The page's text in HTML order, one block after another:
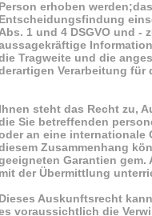
erhoben
1 und 4 DSGVO und -
Tragweite und die
Verarbeitung für
steht das Recht zu,
Sie betreffenden
an eine internationale
Zusammenhang
Garantien gem.
der Übermittlung
Auskunftsrecht
voraussichtlich die